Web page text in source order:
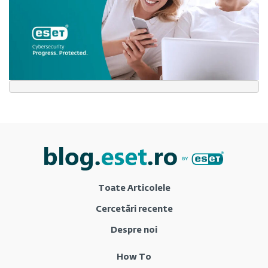
Toate Articolele
Cercetări recente
Despre noi
How To